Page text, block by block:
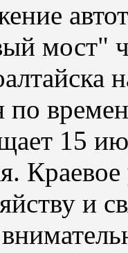
мост"
по
15
и